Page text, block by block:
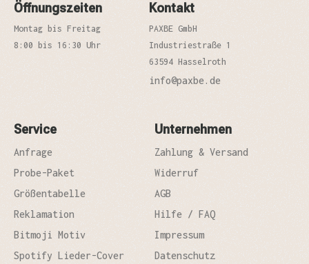
Öffnungszeiten
Montag bis Freitag
8:00 bis 16:30 Uhr
Kontakt
PAXBE GmbH
Industriestraße 1
63594 Hasselroth
info@paxbe.de
Service
Anfrage
Probe-Paket
Größentabelle
Reklamation
Bitmoji Motiv
Spotify Lieder-Cover
Unternehmen
Zahlung & Versand
Widerruf
AGB
Hilfe / FAQ
Impressum
Datenschutz